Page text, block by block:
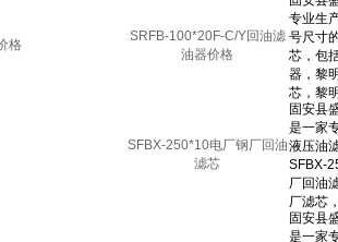
SRFB-100*20F-C/Y回油滤
油器价格
SFBX-250*10电厂钢厂回油
滤芯